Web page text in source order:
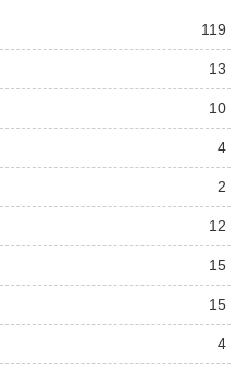
119
13
10
4
2
12
15
15
4